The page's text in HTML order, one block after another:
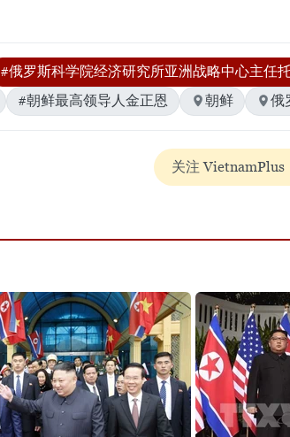
#俄罗斯科学院经济研究所亚洲战略中心主任
#朝鲜最高领导人金正恩 朝鲜 俄
关注 VietnamPlus